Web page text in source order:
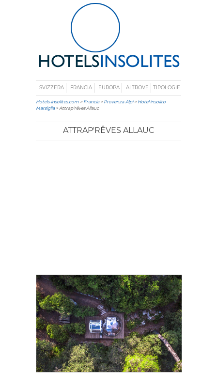
SVIZZERA FRANCIA EUROPA ALTROVE TIPOLOGIE
Hotels-insolites.com >Francia>Provenza-Alpi>Hotel insolito
Marsiglia> Attrap'rêves Allauc
ATTRAP'RÊVES ALLAUC